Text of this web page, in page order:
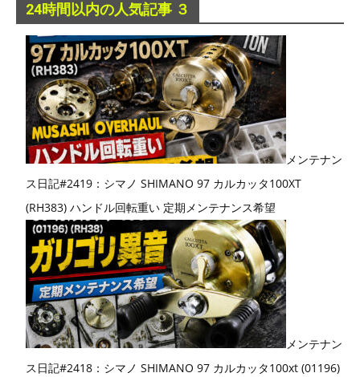
24時間以内の人気記事 ３
メンテナン
ス日記#2419：シマノ SHIMANO 97 カルカッタ100XT
(RH383) ハンドル回転重い 定期メンテナンス希望
メンテナン
ス日記#2418：シマノ SHIMANO 97 カルカッタ100xt (01196)